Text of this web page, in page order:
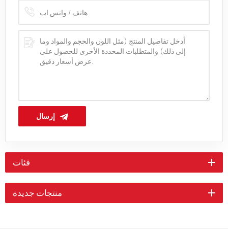
إرسال
فئات
منتجات جديدة